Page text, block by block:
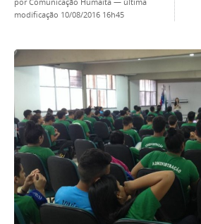
porComunicação Humaita — última
modificação 10/08/2016 16h45